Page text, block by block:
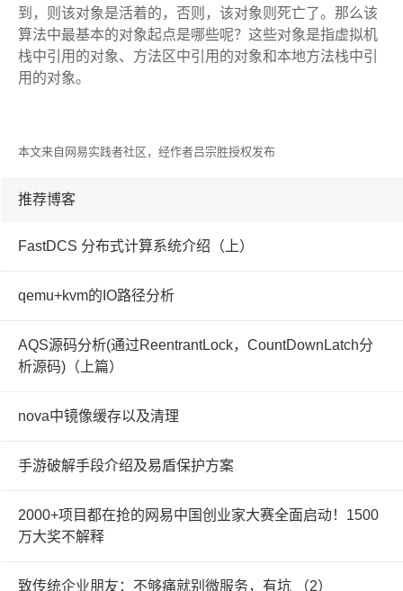
到，则该对象是活着的，否则，该对象则死亡了。那么该
算法中最基本的对象起点是哪些呢？这些对象是指虚拟机
栈中引用的对象、方法区中引用的对象和本地方法栈中引
用的对象。
本文来自网易实践者社区，经作者吕宗胜授权发布
推荐博客
FastDCS 分布式计算系统介绍（上）
qemu+kvm的IO路径分析
AQS源码分析(通过ReentrantLock，CountDownLatch分
析源码)（上篇）
nova中镜像缓存以及清理
手游破解手段介绍及易盾保护方案
2000+项目都在抢的网易中国创业家大赛全面启动！1500
万大奖不解释
致传统企业朋友：不够痛就别微服务，有坑 （2）